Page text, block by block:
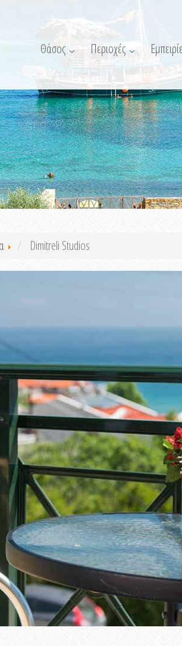
Θάσος Περιοχές
Dimitreli Studios